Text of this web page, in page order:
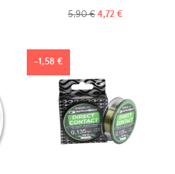
Precio
5,90 €Precio
4,72 €
-1,58 €